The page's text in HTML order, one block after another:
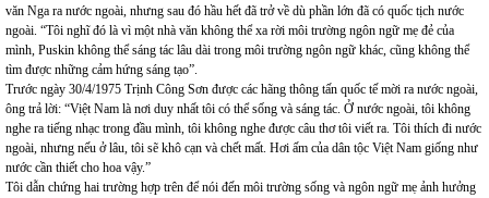
văn Nga ra nước ngoài, nhưng sau đó hầu hết đã trở về dù phần lớn đã có quốc tịch nước
ngoài. “Tôi nghĩ đó là vì một nhà văn không thể xa rời môi trường ngôn ngữ mẹ đẻ của
mình, Puskin không thể sáng tác lâu dài trong môi trường ngôn ngữ khác, cũng không thể
tìm được những cảm hứng sáng tạo”.
Trước ngày 30/4/1975 Trịnh Công Sơn được các hãng thông tấn quốc tế mời ra nước ngoài,
ông trả lời: “Việt Nam là nơi duy nhất tôi có thể sống và sáng tác. Ở nước ngoài, tôi không
nghe ra tiếng nhạc trong đầu mình, tôi không nghe được câu thơ tôi viết ra. Tôi thích đi nước
ngoài, nhưng nếu ở lâu, tôi sẽ khô cạn và chết mất. Hơi ấm của dân tộc Việt Nam giống như
nước cần thiết cho hoa vậy.”
Tôi dẫn chứng hai trường hợp trên để nói đến môi trường sống và ngôn ngữ mẹ ảnh hưởng